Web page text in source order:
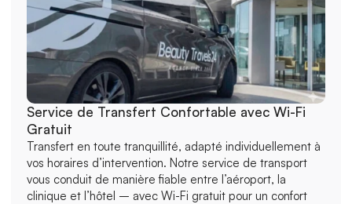
Service de Transfert Confortable avec Wi-Fi
Gratuit
Transfert en toute tranquillité, adapté individuellement à
vos horaires d’intervention. Notre service de transport
vous conduit de manière fiable entre l’aéroport, la
clinique et l’hôtel – avec Wi-Fi gratuit pour un confort